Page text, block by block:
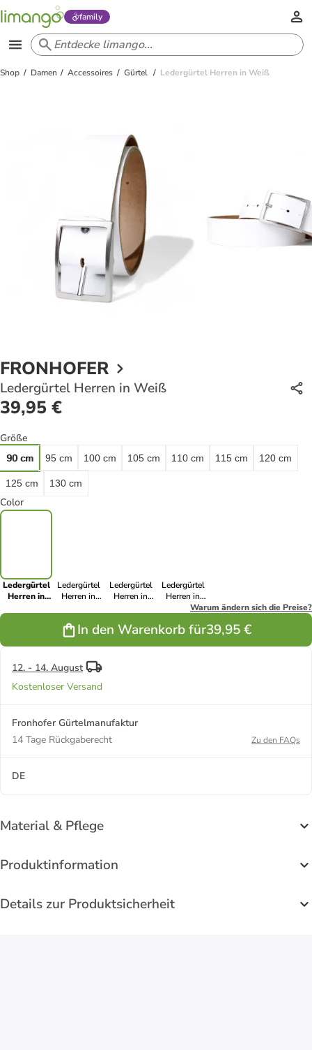
family
Shop Damen Accessoires Gürtel Ledergürtel Herren in Weiß
FRONHOFER
Ledergürtel Herren in Weiß
39,95 €
Größe
90 cm 95 cm 100 cm 105 cm 110 cm 115 cm 120 cm
125 cm 130 cm
Color
Ledergürtel
Herren in
Ledergürtel
Herren in
Ledergürtel
Herren in
Ledergürtel
Herren in
SchwarzWarum ändern sich die Preise?
In den Warenkorb für39,95 €
12. - 14. August
Kostenloser Versand
Fronhofer Gürtelmanufaktur
14 Tage Rückgaberecht
Zu den FAQs
DE
Material & Pflege
Produktinformation
Details zur Produktsicherheit